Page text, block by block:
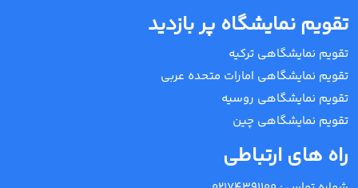
تقویم نمایشگاه پر بازدید
تقویم نمایشگاهی ترکیه
تقویم نمایشگاهی امارات متحده عربی
تقویم نمایشگاهی روسیه
تقویم نمایشگاهی چین
راه های ارتباطی